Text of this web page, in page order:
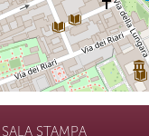
SALA STAMPA